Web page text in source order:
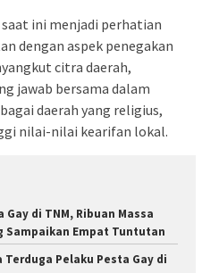
ini menjadi perhatian
dengan aspek penegakan
citra daerah,
jawab bersama dalam
daerah yang religius,
nilai-nilai kearifan lokal.
di TNM, Ribuan Massa
Sampaikan Empat Tuntutan
Pelaku Pesta Gay di